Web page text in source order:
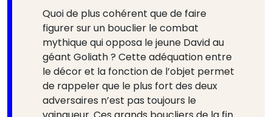
Quoi de plus cohérent que de faire
figurer sur un bouclier le combat
mythique qui opposa le jeune David au
géant Goliath ? Cette adéquation entre
le décor et la fonction de l’objet permet
de rappeler que le plus fort des deux
adversaires n’est pas toujours le